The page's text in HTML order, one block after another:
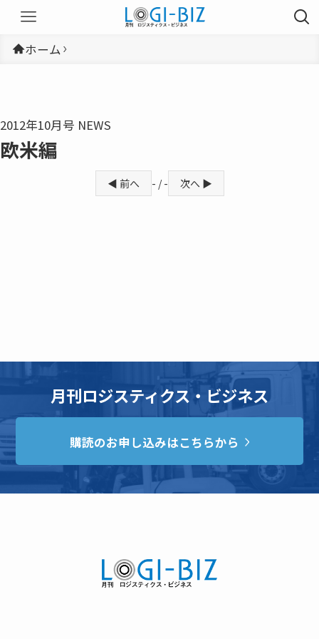
ホーム
2012年10月号 NEWS
欧米編
◀ 前へ - / - 次へ ▶
月刊ロジスティクス・ビジネス
購読のお申し込みはこちらから